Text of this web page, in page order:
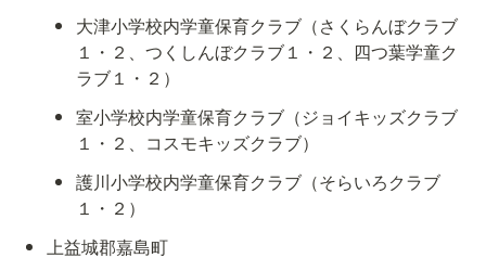
大津小学校内学童保育クラブ（さくらんぼクラブ
１・２、つくしんぼクラブ１・２、四つ葉学童ク
ラブ１・２）
室小学校内学童保育クラブ（ジョイキッズクラブ
１・２、コスモキッズクラブ）
護川小学校内学童保育クラブ（そらいろクラブ
１・２）
上益城郡嘉島町